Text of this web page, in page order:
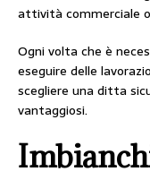
attività commerciale
Ogni volta che è
eseguire delle
scegliere una ditta
vantaggiosi.